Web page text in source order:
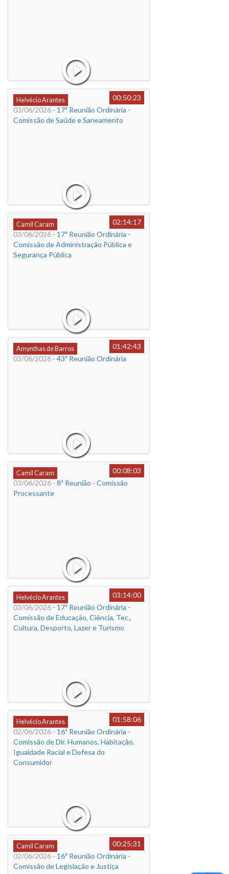
Helvécio Arantes
00:50:23
03/06/2026 - 17ª Reunião Ordinária -
Comissão de Saúde e Saneamento
Camil Caram
02:14:17
03/06/2026 - 17ª Reunião Ordinária -
Comissão de Administração Pública e
Segurança Pública
Amynthas de Barros
01:42:43
03/06/2026 - 43ª Reunião Ordinária
Camil Caram
00:08:03
03/06/2026 - 8ª Reunião - Comissão
Processante
Helvécio Arantes
03:14:00
03/06/2026 - 17ª Reunião Ordinária -
Comissão de Educação, Ciência, Tec.,
Cultura, Desporto, Lazer e Turismo
Helvécio Arantes
01:58:06
02/06/2026 - 16ª Reunião Ordinária -
Comissão de Dir. Humanos, Habitação,
Igualdade Racial e Defesa do
Consumidor
Camil Caram
00:25:31
02/06/2026 - 16ª Reunião Ordinária -
Comissão de Legislação e Justiça